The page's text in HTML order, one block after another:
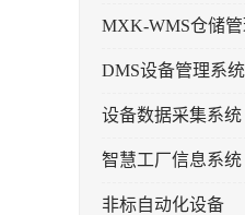
DMS设备管理系统
设备数据采集系统
智慧工厂信息系统
非标自动化设备